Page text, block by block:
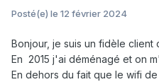
Posté(e) le 12 février 2024
Bonjour, je suis un fidèle
En 2015 j'ai déménagé et on
En dehors du fait que le wifi